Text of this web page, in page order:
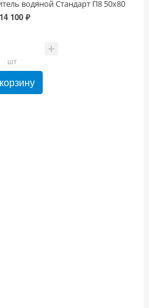
водяной Стандарт П8 50х80
14 100 ₽
шт